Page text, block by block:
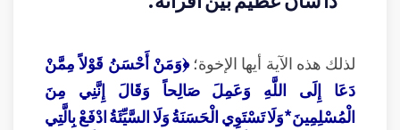
لذلك هذه الآية أيها الإخوة؛﴿وَمَنْ أَحْسَنُ قَوْلاً مِمَّنْ
دَعَا إِلَى اللَّهِ وَعَمِلَ صَالِحاً وَقَالَ إِنَّنِي مِنَ
الْمُسْلِمِينَ*وَلَا تَسْتَوِي الْحَسَنَةُ وَلَا السَّيِّئَةُ ادْفَعْ بِالَّتِي